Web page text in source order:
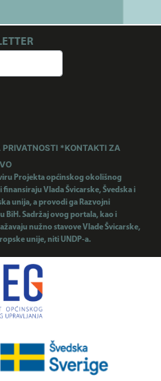
*KONTAKTI ZA
Projekta općinskog okolišnog
Vlada Švicarske, Švedska i
unija, a provodi ga Razvojni
BiH. Sadržaj ovog portala, kao i
nužno stavove Vlade Švicarske,
unije, niti UNDP-a.